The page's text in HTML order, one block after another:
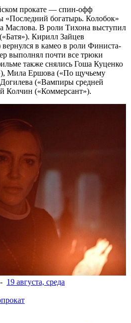
прокате — спин-офф
«Последний богатырь. Колобок»
Маслова. В роли Тихона выступил
Кирилл Зайцев
в камео в роли Финиста-
выполнял почти все трюки
также снялись Гоша Куценко
Мила Ершова («По щучьему
(«Вампиры средней
Колчин («Коммерсант»).
- 19 августа, среда